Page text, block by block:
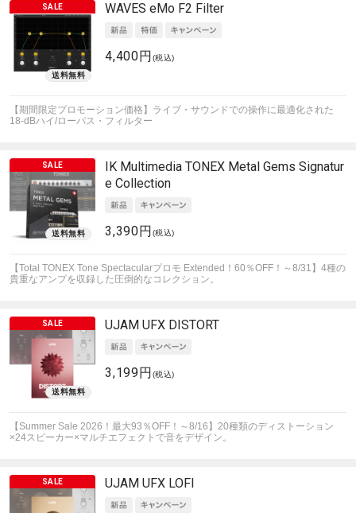
WAVES eMo F2 Filter
4,400円 (税込)
【期間限定プロモーション価格】ライブ・サウンドでの操作に最適化された
18-dBハイ/ローパス・フィルター
IK Multimedia TONEX Metal Gems Signatur
e Collection
3,390円 (税込)
【Total TONEX Tone Spectacularプロモ Extended！60％OFF！～8/31】4種の
貴重なアンプを収録した圧倒的なコレクション。
UJAM UFX DISTORT
3,199円 (税込)
【Summer Sale 2026！最大93％OFF！～8/16】20種類のディストーション
×24スピーカー×マルチエフェクトで音をデザイン。
UJAM UFX LOFI